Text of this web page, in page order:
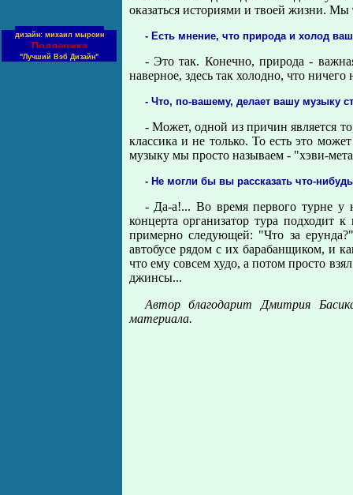
дизайн: михаил мырсин
Поддержка
"Лучший Вэб Дизайн"
оказаться историями и твоей жизни.
- Есть мнение, что природа и холод
- Это так. Конечно, природа -
наверное, здесь так холодно, что ничего
- Что, по-вашему, делает вашу музыку
- Может, одной из причин является
классика и не только. То есть это
музыку мы просто называем - "хэви-
- Не могли бы вы рассказать что-
- Да-а!... Во время первого турне у
концерта организатор тура
примерно следующей: "Что за
автобусе рядом с их барабанщиком, и
что ему совсем худо, а потом просто
джинсы...
Автор благодарит Дмитрия
материала.